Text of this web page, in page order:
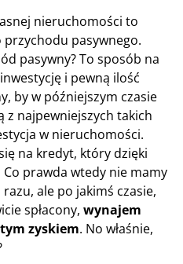
nieruchomości to
pasywnego.
pasywny? To sposób na
i pewną ilość
by w późniejszym czasie
z najpewniejszych takich
w nieruchomości.
na kredyt, który dzięki
Co prawda wtedy nie mamy
ale po jakimś czasie,
spłacony, wynajem
zyskiem. No właśnie,